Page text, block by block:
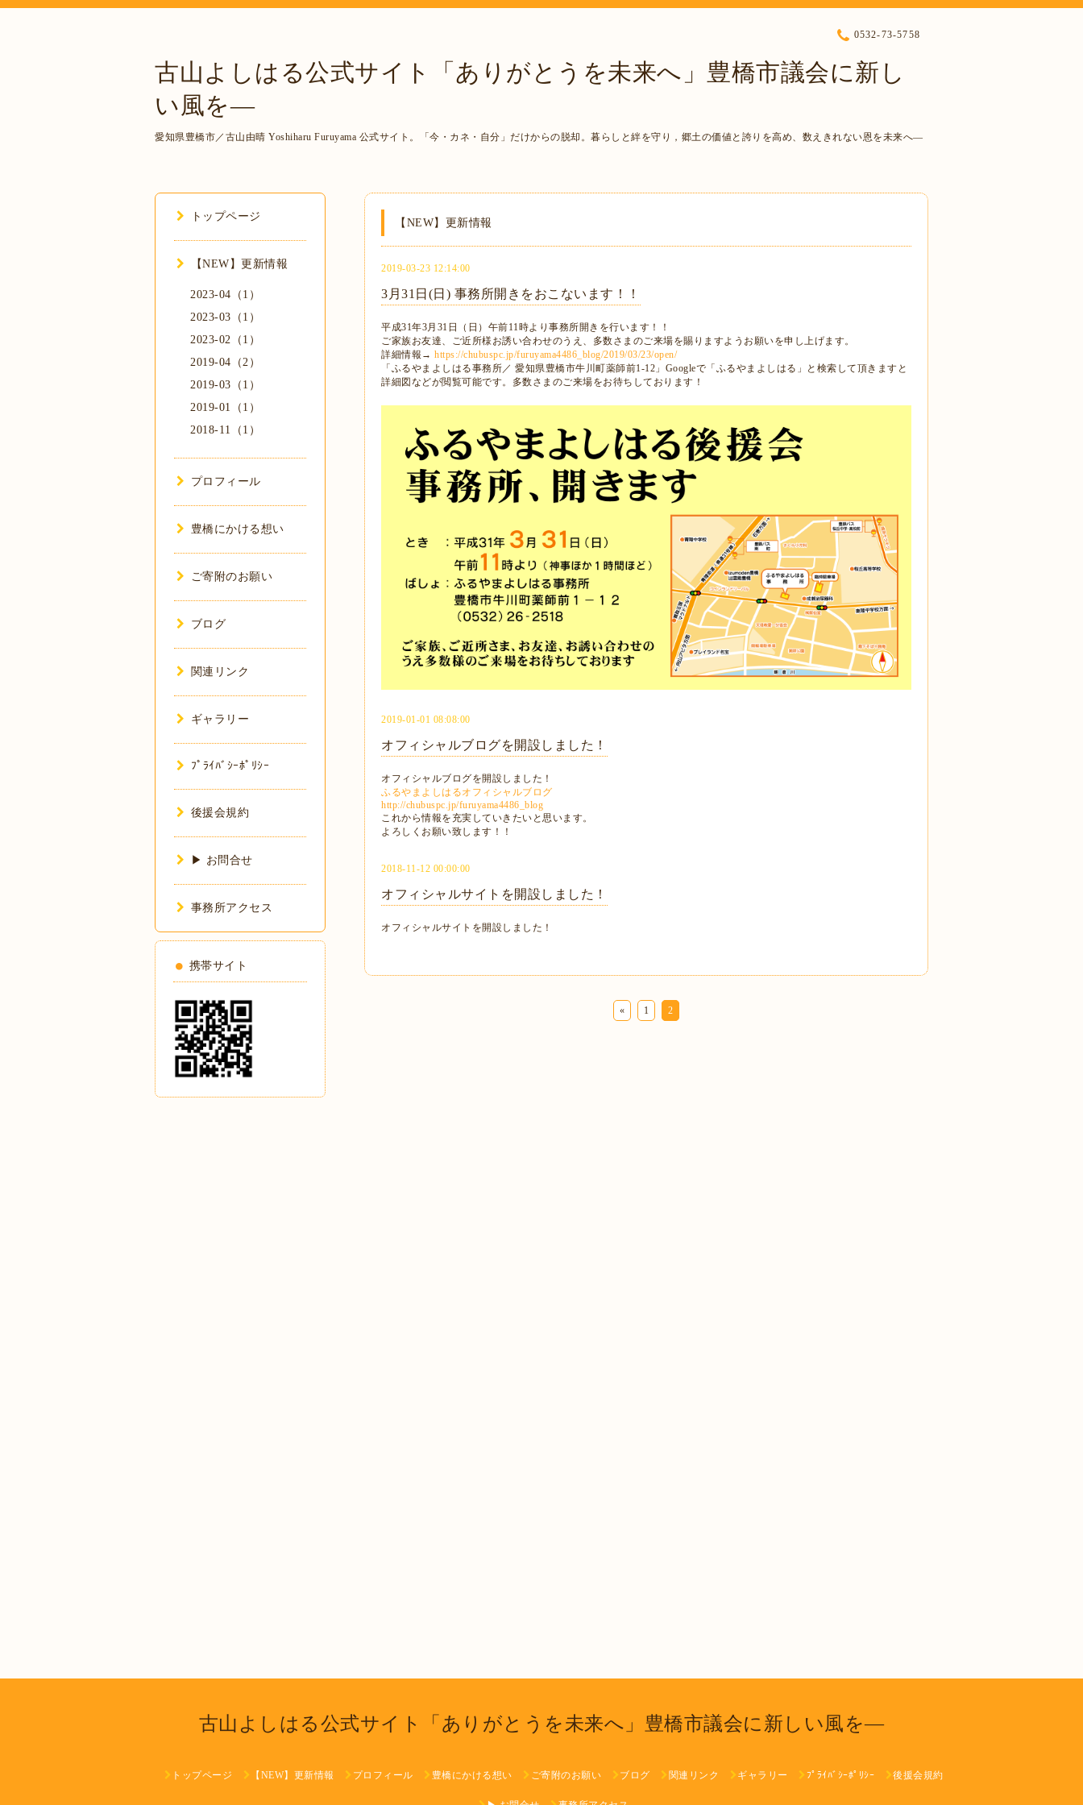
古山よしはる公式サイト「ありがとうを未来へ」豊橋市議会に新し
い風を―
愛知県豊橋市／古山由晴 Yoshiharu Furuyama 公式サイト。「今・カネ・自分」だけからの脱却。暮らしと絆を守り，郷土の価値と誇りを高め、数えきれない恩を未来へ―
0532-73-5758
【NEW】更新情報
2019-03-23 12:14:00
3月31日(日) 事務所開きをおこないます！！
平成31年3月31日（日）午前11時より事務所開きを行います！！
ご家族お友達、ご近所様お誘い合わせのうえ、多数さまのご来場を賜りますようお願いを申し上げます。
詳細情報→ https://chubuspc.jp/furuyama4486_blog/2019/03/23/open/
「ふるやまよしはる事務所／ 愛知県豊橋市牛川町薬師前1-12」Googleで「ふるやまよしはる」と検索して頂きますと
詳細図などが閲覧可能です。多数さまのご来場をお待ちしております！
2019-01-01 08:08:00
オフィシャルブログを開設しました！
オフィシャルブログを開設しました！
ふるやまよしはるオフィシャルブログ
http://chubuspc.jp/furuyama4486_blog
これから情報を充実していきたいと思います。
よろしくお願い致します！！
2018-11-12 00:00:00
オフィシャルサイトを開設しました！
オフィシャルサイトを開設しました！
« 1 2
トップページ
【NEW】更新情報
2023-04（1）
2023-03（1）
2023-02（1）
2019-04（2）
2019-03（1）
2019-01（1）
2018-11（1）
プロフィール
豊橋にかける想い
ご寄附のお願い
ブログ
関連リンク
ギャラリー
ﾌﾟﾗｲﾊﾞｼｰﾎﾟﾘｼｰ
後援会規約
▶ お問合せ
事務所アクセス
携帯サイト
古山よしはる公式サイト「ありがとうを未来へ」豊橋市議会に新しい風を―
トップページ 【NEW】更新情報 プロフィール 豊橋にかける想い ご寄附のお願い ブログ 関連リンク ギャラリー ﾌﾟﾗｲﾊﾞｼｰﾎﾟﾘｼｰ 後援会規約